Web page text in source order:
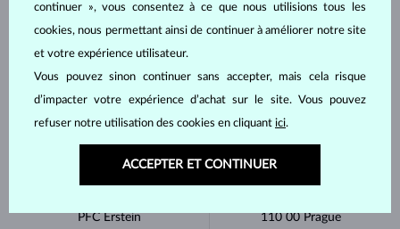
- le cas échéant, tout certificat international (émis par le GIA,
l'IGI ou le HRD
Envoyez le colis à l’adresse de retour suivante. Une fois le
colis envoyé, veuillez nous en informer.
93856532
PFC Erstein
110 00 Prague
continuer », vous consentez à ce que nous utilisions tous les
cookies, nous permettant ainsi de continuer à améliorer notre site
et votre expérience utilisateur.
Vous pouvez sinon continuer sans accepter, mais cela risque
d’impacter votre expérience d’achat sur le site. Vous pouvez
refuser notre utilisation des cookies en cliquant ici.
ACCEPTER ET CONTINUER